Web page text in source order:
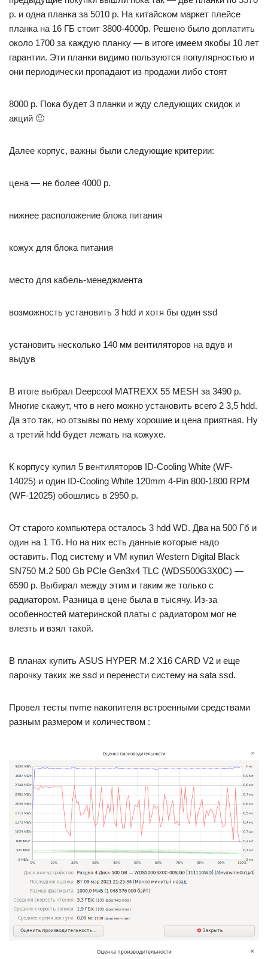
р. и одна планка за 5010 р. На китайском маркет плейсе
планка на 16 ГБ стоит 3800-4000р. Решено было доплатить
около 1700 за каждую планку — в итоге имеем якобы 10 лет
гарантии. Эти планки видимо пользуются популярностью и
они периодически пропадают из продажи либо стоят
8000 р. Пока будет 3 планки и жду следующих скидок и
акций 🙂
Далее корпус, важны были следующие критерии:
цена — не более 4000 р.
нижнее расположение блока питания
кожух для блока питания
место для кабель-менеджмента
возможность установить 3 hdd и хотя бы один ssd
установить несколько 140 мм вентиляторов на вдув и
выдув
В итоге выбрал Deepcool MATREXX 55 MESH за 3490 р.
Многие скажут, что в него можно установить всего 2 3,5 hdd.
Да это так, но отзывы по нему хорошие и цена приятная. Ну
а третий hdd будет лежать на кожухе.
К корпусу купил 5 вентиляторов ID-Cooling White (WF-
14025) и один ID-Cooling White 120mm 4-Pin 800-1800 RPM
(WF-12025) обошлись в 2950 р.
От старого компьютера осталось 3 hdd WD. Два на 500 Гб и
один на 1 Тб. Но на них есть данные которые надо
оставить. Под систему и VM купил Western Digital Black
SN750 M.2 500 Gb PCIe Gen3x4 TLC (WDS500G3X0C) —
6590 р. Выбирал между этим и таким же только с
радиатором. Разница в цене была в тысячу. Из-за
особенностей материнской платы с радиатором мог не
влезть и взял такой.
В планах купить ASUS HYPER M.2 X16 CARD V2 и еще
парочку таких же ssd и перенести систему на sata ssd.
Провел тесты nvme накопителя встроенными средствами
разным размером и количеством :